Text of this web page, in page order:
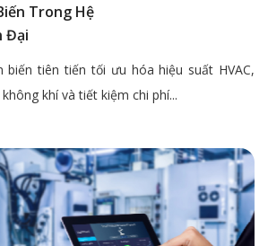
Trong Hệ
Đại
biến tiên tiến tối ưu hóa hiệu suất HVAC,
khí và tiết kiệm chi phí...